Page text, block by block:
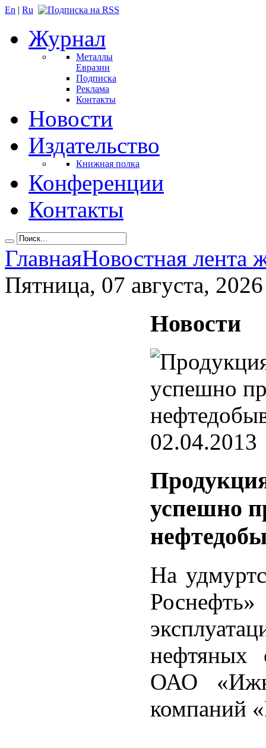
En | Ru
Журнал
Металлы
Евразии
Подписка
Реклама
Контакты
Новости
Издательство
Книжная полка
Конференции
Контакты
ГлавнаяНовостная лента
Пятница, 07 августа, 2026
Новости
02.04.2013
успешно
На
нефтяных
ОАО
компаний